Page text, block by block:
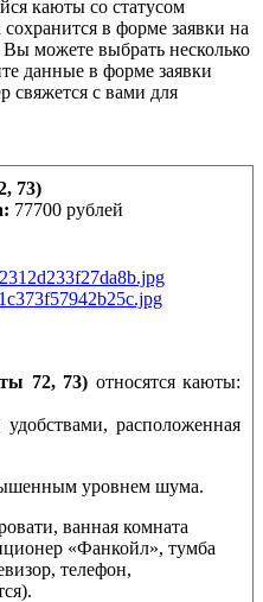
каюты со статусом
в форме заявки на
можете выбрать несколько
данные в форме заявки
свяжется с вами для
73)
77700 рублей
72, 73) относятся каюты:
расположенная
уровнем шума.
ванная комната
«Фанкойл», тумба
телефон,